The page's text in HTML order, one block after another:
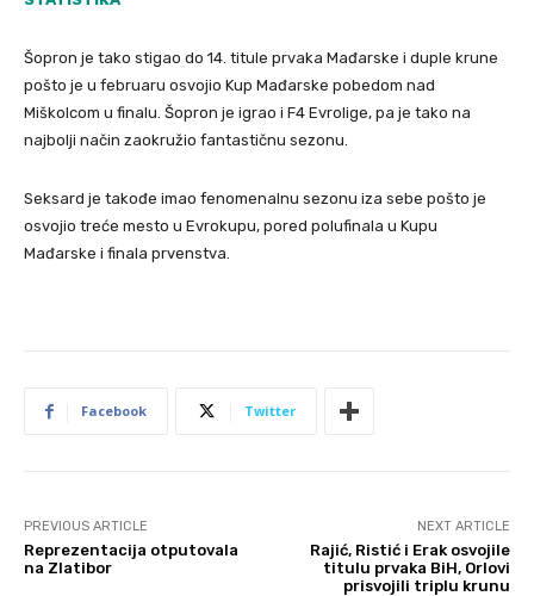
Šopron je tako stigao do 14. titule prvaka Mađarske i duple krune
pošto je u februaru osvojio Kup Mađarske pobedom nad
Miškolcom u finalu. Šopron je igrao i F4 Evrolige, pa je tako na
najbolji način zaokružio fantastičnu sezonu.
Seksard je takođe imao fenomenalnu sezonu iza sebe pošto je
osvojio treće mesto u Evrokupu, pored polufinala u Kupu
Mađarske i finala prvenstva.
Facebook Twitter
PREVIOUS ARTICLE
Reprezentacija otputovala
na Zlatibor
NEXT ARTICLE
Rajić, Ristić i Erak osvojile
titulu prvaka BiH, Orlovi
prisvojili triplu krunu